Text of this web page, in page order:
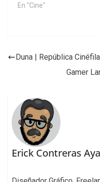
En "Cine"
Duna | República Cinéfila
Gamer
Erick Contreras